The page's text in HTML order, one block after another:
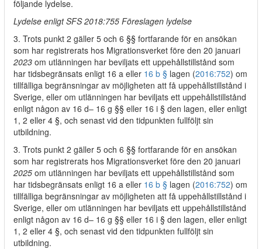
följande lydelse.
Lydelse enligt SFS 2018:755 Föreslagen lydelse
3. Trots punkt 2 gäller 5 och 6 §§ fortfarande för en ansökan
som har registrerats hos Migrationsverket före den 20 januari
2023 om utlänningen har beviljats ett uppehållstillstånd som
har tidsbegränsats enligt 16 a eller 16 b § lagen (2016:752) om
tillfälliga begränsningar av möjligheten att få uppehållstillstånd i
Sverige, eller om utlänningen har beviljats ett uppehållstillstånd
enligt någon av 16 d– 16 g §§ eller 16 i § den lagen, eller enligt
1, 2 eller 4 §, och senast vid den tidpunkten fullföljt sin
utbildning.
3. Trots punkt 2 gäller 5 och 6 §§ fortfarande för en ansökan
som har registrerats hos Migrationsverket före den 20 januari
2025 om utlänningen har beviljats ett uppehållstillstånd som
har tidsbegränsats enligt 16 a eller 16 b § lagen (2016:752) om
tillfälliga begränsningar av möjligheten att få uppehållstillstånd i
Sverige, eller om utlänningen har beviljats ett uppehållstillstånd
enligt någon av 16 d– 16 g §§ eller 16 i § den lagen, eller enligt
1, 2 eller 4 §, och senast vid den tidpunkten fullföljt sin
utbildning.